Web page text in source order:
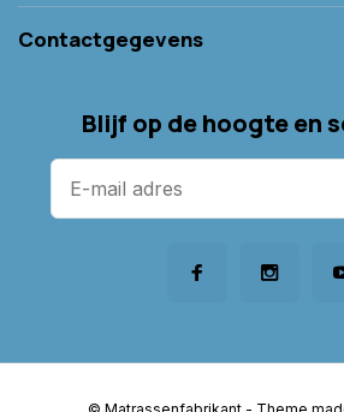
Contactgegevens
Blijf op de hoogte en
© Matrassenfabrikant - Theme